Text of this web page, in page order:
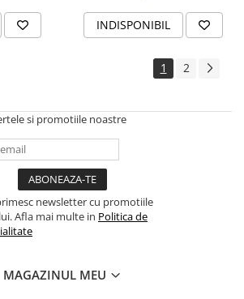
INDISPONIBIL
1 2
si promotiile noastre
newsletter cu promotiile
Afla mai multe in Politica de
MAGAZINUL MEU